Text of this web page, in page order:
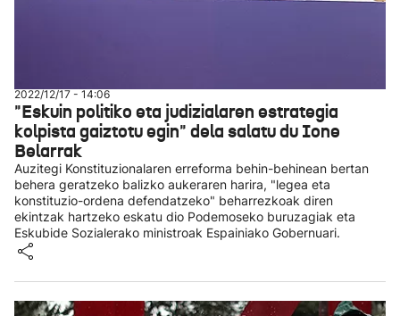
2022/12/17 - 14:06
"Eskuin politiko eta judizialaren estrategia
kolpista gaiztotu egin" dela salatu du Ione
Belarrak
Auzitegi Konstituzionalaren erreforma behin-behinean bertan
behera geratzeko balizko aukeraren harira, "legea eta
konstituzio-ordena defendatzeko" beharrezkoak diren
ekintzak hartzeko eskatu dio Podemoseko buruzagiak eta
Eskubide Sozialerako ministroak Espainiako Gobernuari.